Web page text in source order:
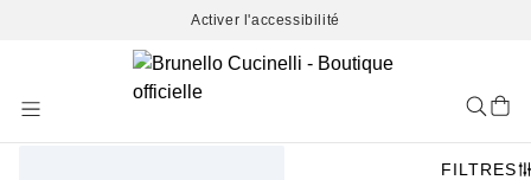
Activer l'accessibilité
Content
FILTRES